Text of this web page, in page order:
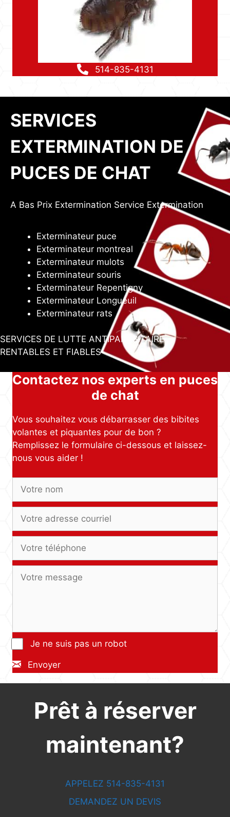
514-835-4131
SERVICES
EXTERMINATION DE
PUCES DE CHAT
A Bas Prix Extermination Service Extermination
Exterminateur puce
Exterminateur montreal
Exterminateur mulots
Exterminateur souris
Exterminateur Repentigny
Exterminateur Longueuil
Exterminateur rats
SERVICES DE LUTTE ANTIPARASITAIRE
RENTABLES ET FIABLES
Contactez nos experts en puces
de chat
Vous souhaitez vous débarrasser des bibites
volantes et piquantes pour de bon ?
Remplissez le formulaire ci-dessous et laissez-
nous vous aider !
Je ne suis pas un robot
Envoyer
Prêt à réserver
maintenant?
APPELEZ 514-835-4131
DEMANDEZ UN DEVIS